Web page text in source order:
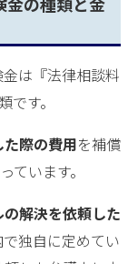
は『法律相談料
す。
際の費用を補償
ています。
解決を依頼した
独自に定めてい